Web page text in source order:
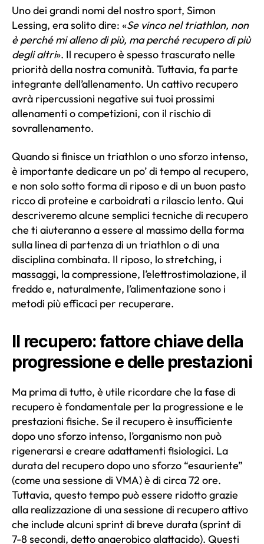
Uno dei grandi nomi del nostro sport, Simon
Lessing, era solito dire: «Se vinco nel triathlon, non
è perché mi alleno di più, ma perché recupero di più
degli altri». Il recupero è spesso trascurato nelle
priorità della nostra comunità. Tuttavia, fa parte
integrante dell’allenamento. Un cattivo recupero
avrà ripercussioni negative sui tuoi prossimi
allenamenti o competizioni, con il rischio di
sovrallenamento.
Quando si finisce un triathlon o uno sforzo intenso,
è importante dedicare un po’ di tempo al recupero,
e non solo sotto forma di riposo e di un buon pasto
ricco di proteine e carboidrati a rilascio lento. Qui
descriveremo alcune semplici tecniche di recupero
che ti aiuteranno a essere al massimo della forma
sulla linea di partenza di un triathlon o di una
disciplina combinata. Il riposo, lo stretching, i
massaggi, la compressione, l’elettrostimolazione, il
freddo e, naturalmente, l’alimentazione sono i
metodi più efficaci per recuperare.
Il recupero: fattore chiave della
progressione e delle prestazioni
Ma prima di tutto, è utile ricordare che la fase di
recupero è fondamentale per la progressione e le
prestazioni fisiche. Se il recupero è insufficiente
dopo uno sforzo intenso, l’organismo non può
rigenerarsi e creare adattamenti fisiologici. La
durata del recupero dopo uno sforzo “esauriente”
(come una sessione di VMA) è di circa 72 ore.
Tuttavia, questo tempo può essere ridotto grazie
alla realizzazione di una sessione di recupero attivo
che include alcuni sprint di breve durata (sprint di
7-8 secondi, detto anaerobico alattacido). Questi